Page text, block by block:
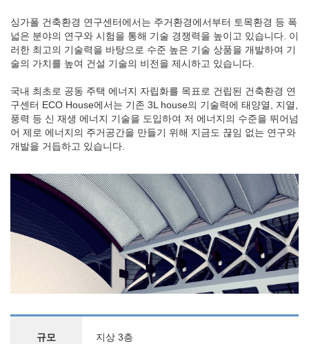
싱가폴 건축환경 연구센터에서는 주거환경에서부터 토목환경 등 폭
넓은 분야의 연구와 시험을 통해 기술 경쟁력을 높이고 있습니다. 이
러한 최고의 기술력을 바탕으로 수준 높은 기술 상품을 개발하여 기
술의 가치를 높여 건설 기술의 비전을 제시하고 있습니다.
국내 최초로 공동 주택 에너지 자립화를 목표로 건립된 건축환경 연
구센터 ECO House에서는 기존 3L house의 기술력에 태양열, 지열,
풍력 등 신 재생 에너지 기술을 도입하여 저 에너지의 수준을 뛰어넘
어 제로 에너지의 주거공간을 만들기 위해 지금도 끊임 없는 연구와
개발을 거듭하고 있습니다.
규모 지상 3층